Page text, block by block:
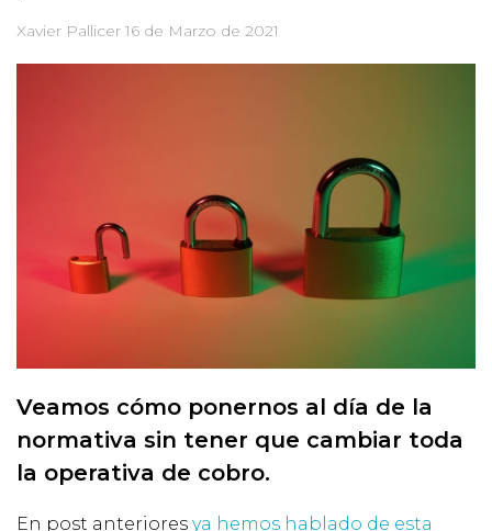
Xavier Pallicer 16 de Marzo de 2021
Veamos cómo ponernos al día de la
normativa sin tener que cambiar toda
la operativa de cobro.
En post anteriores ya hemos hablado de esta